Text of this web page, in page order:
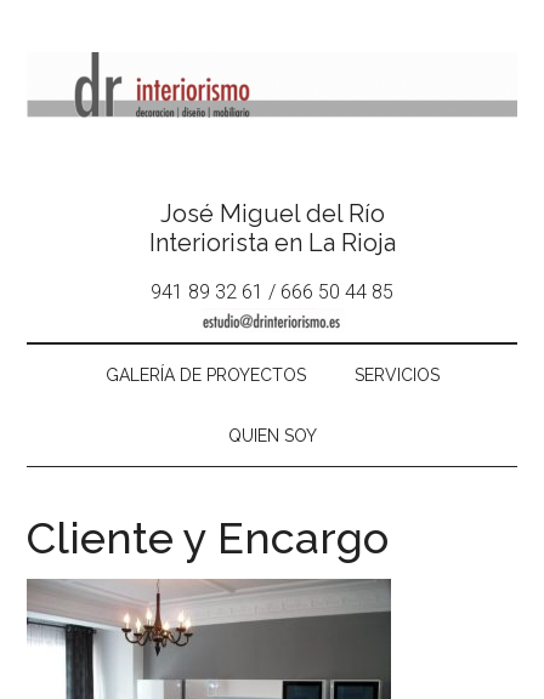
José Miguel del Río
Interiorista en La Rioja
941 89 32 61 / 666 50 44 85
GALERÍA DE PROYECTOS SERVICIOS
QUIEN SOY
Cliente y Encargo